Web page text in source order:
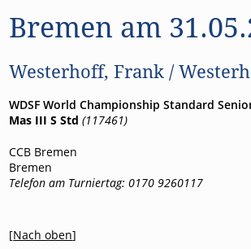
Bremen am
Westerhoff, Frank /
WDSF World Championship Standard
Mas III S Std(117461)
CCB Bremen
Bremen
Telefon am Turniertag: 0170 9260117
[Nach oben]